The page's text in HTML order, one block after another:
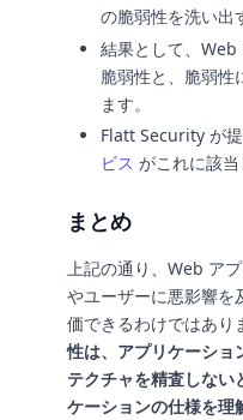
の脆弱性を洗い出
結果として、Web
脆弱性と、脆弱性
ます。
Flatt Security が
ビス がこれに該当
まとめ
上記の通り、Web ア
やユーザーに悪影響を
価できるわけではあり
性は、アプリケーショ
テクチャを精査しない
ケーションの仕様を理